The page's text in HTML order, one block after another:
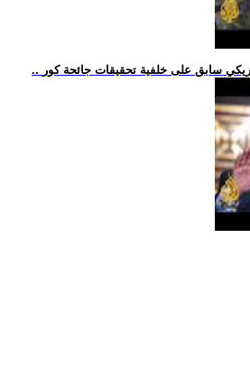
سابق على خلفية تحقيقات جائحة كور